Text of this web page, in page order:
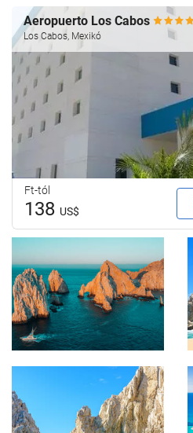
Aeropuerto Los Cabos
Los Cabos, Mexikó
Ft-tól
138 US$